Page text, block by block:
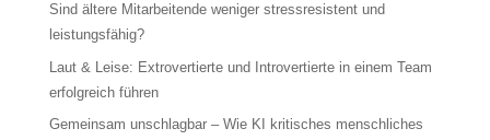
Sind ältere Mitarbeitende weniger stressresistent und
leistungsfähig?
Laut & Leise: Extrovertierte und Introvertierte in einem Team
erfolgreich führen
Gemeinsam unschlagbar – Wie KI kritisches menschliches